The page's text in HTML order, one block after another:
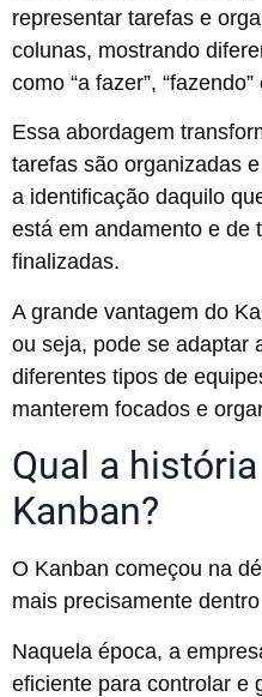
representar tarefas e
colunas, mostrando
como “a fazer”, “fazendo”
Essa abordagem
tarefas são organizadas
a identificação daquilo
está em andamento e de
finalizadas.
A grande vantagem do
ou seja, pode se adaptar
diferentes tipos de
manterem focados e
Qual a
Kanban?
O Kanban começou na
mais precisamente
Naquela época, a
eficiente para controlar e